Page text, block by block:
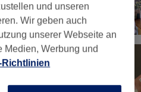
und unseren
Wir geben auch
unserer Webseite an
Medien, Werbung und